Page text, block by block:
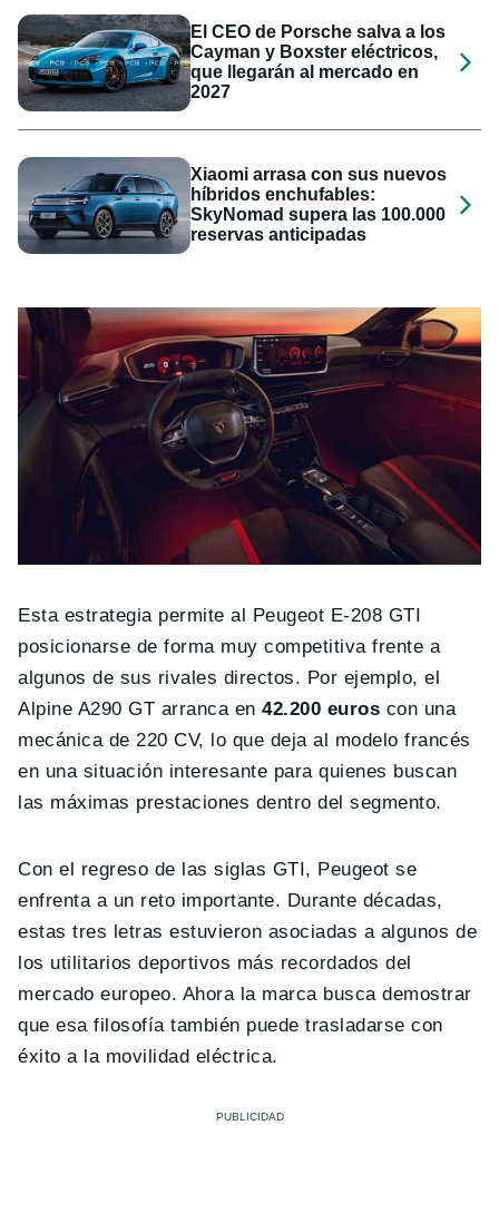
El CEO de Porsche salva a los
Cayman y Boxster eléctricos,
que llegarán al mercado en
2027
Xiaomi arrasa con sus nuevos
híbridos enchufables:
SkyNomad supera las 100.000
reservas anticipadas
Esta estrategia permite al Peugeot E-208 GTI
posicionarse de forma muy competitiva frente a
algunos de sus rivales directos. Por ejemplo, el
Alpine A290 GT arranca en42.200 euros con una
mecánica de 220 CV, lo que deja al modelo francés
en una situación interesante para quienes buscan
las máximas prestaciones dentro del segmento.
Con el regreso de las siglas GTI, Peugeot se
enfrenta a un reto importante. Durante décadas,
estas tres letras estuvieron asociadas a algunos de
los utilitarios deportivos más recordados del
mercado europeo. Ahora la marca busca demostrar
que esa filosofía también puede trasladarse con
éxito a la movilidad eléctrica.